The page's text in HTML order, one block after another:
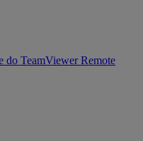
do TeamViewer Remote